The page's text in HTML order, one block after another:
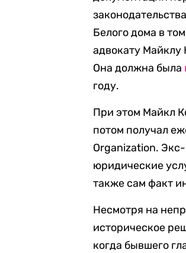
Белого дома в
адвокату Майклу
Она должна была
году.
При этом Майкл
потом получал
Organization.
юридические
также сам факт
Несмотря на
историческое
когда бывшего